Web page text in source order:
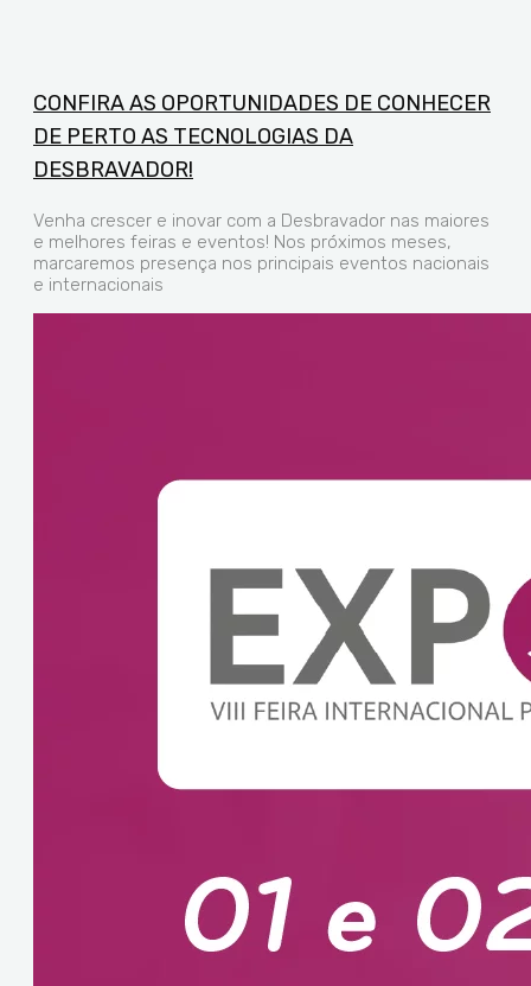
CONFIRA AS OPORTUNIDADES DE CONHECER
DE PERTO AS TECNOLOGIAS DA
DESBRAVADOR!
Venha crescer e inovar com a Desbravador nas maiores
e melhores feiras e eventos! Nos próximos meses,
marcaremos presença nos principais eventos nacionais
e internacionais